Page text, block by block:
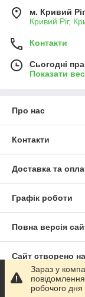
м. Кривий Ріг
Кривий Ріг,
Контакти
Сьогодні
Показати
Про нас
Контакти
Доставка та
Графік роботи
Повна версія
Сайт створено
Політика
Зараз у
робочого дня